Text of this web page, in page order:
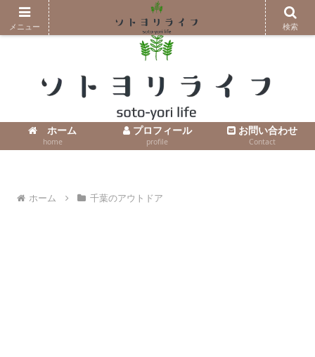
コンテンツへスキップ
ホーム
home
プロフィール
profile
お問い合わせ
Contact
ホーム 千葉のアウトドア
メニュー 検索